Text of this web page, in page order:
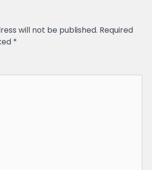
will not be published. Required
*